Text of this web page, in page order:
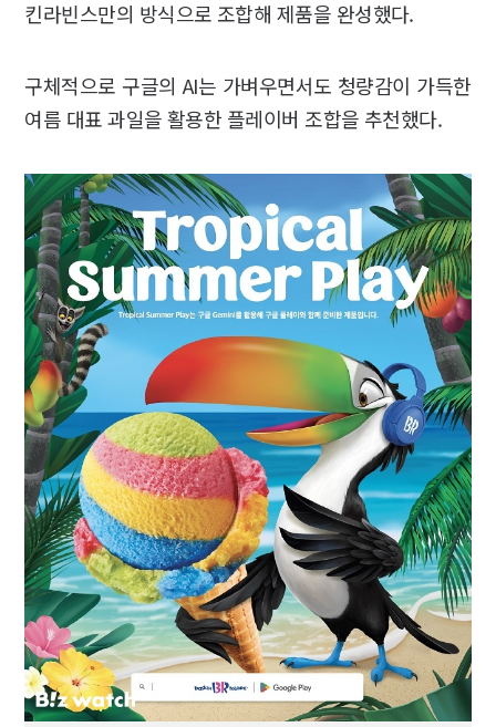
킨라빈스만의 방식으로 조합해 제품을 완성했다.
구체적으로 구글의 AI는 가벼우면서도 청량감이 가득한
여름 대표 과일을 활용한 플레이버 조합을 추천했다.